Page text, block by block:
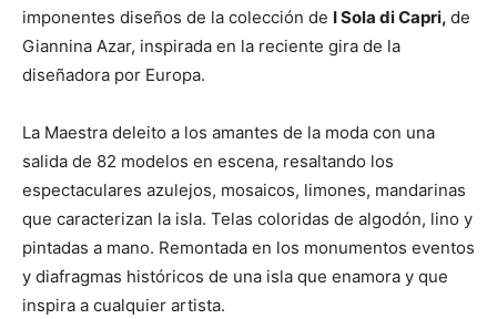
imponentes diseños de la colección de I Sola di Capri, de
Giannina Azar, inspirada en la reciente gira de la
diseñadora por Europa.
La Maestra deleito a los amantes de la moda con una
salida de 82 modelos en escena, resaltando los
espectaculares azulejos, mosaicos, limones, mandarinas
que caracterizan la isla. Telas coloridas de algodón, lino y
pintadas a mano. Remontada en los monumentos eventos
y diafragmas históricos de una isla que enamora y que
inspira a cualquier artista.